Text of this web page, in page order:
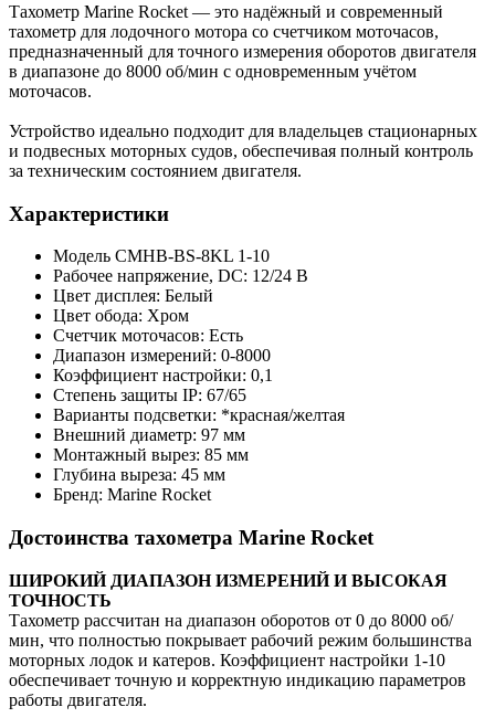
Тахометр Marine Rocket — это надёжный и современный
тахометр для лодочного мотора со счетчиком моточасов,
предназначенный для точного измерения оборотов двигателя
в диапазоне до 8000 об/мин с одновременным учётом
моточасов.
Устройство идеально подходит для владельцев стационарных
и подвесных моторных судов, обеспечивая полный контроль
за техническим состоянием двигателя.
Характеристики
Модель CMHB-BS-8KL 1-10
Рабочее напряжение, DC: 12/24 В
Цвет дисплея: Белый
Цвет обода: Хром
Счетчик моточасов: Есть
Диапазон измерений: 0-8000
Коэффициент настройки: 0,1
Степень защиты IP: 67/65
Варианты подсветки: *красная/желтая
Внешний диаметр: 97 мм
Монтажный вырез: 85 мм
Глубина выреза: 45 мм
Бренд: Marine Rocket
Достоинства тахометра Marine Rocket
ШИРОКИЙ ДИАПАЗОН ИЗМЕРЕНИЙ И ВЫСОКАЯ
ТОЧНОСТЬ
Тахометр рассчитан на диапазон оборотов от 0 до 8000 об/
мин, что полностью покрывает рабочий режим большинства
моторных лодок и катеров. Коэффициент настройки 1-10
обеспечивает точную и корректную индикацию параметров
работы двигателя.